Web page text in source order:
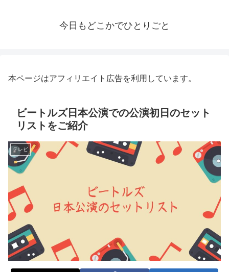
今日もどこかでひとりごと
本ページはアフィリエイト広告を利用しています。
ビートルズ日本公演での公演初日のセット
リストをご紹介
テレビ